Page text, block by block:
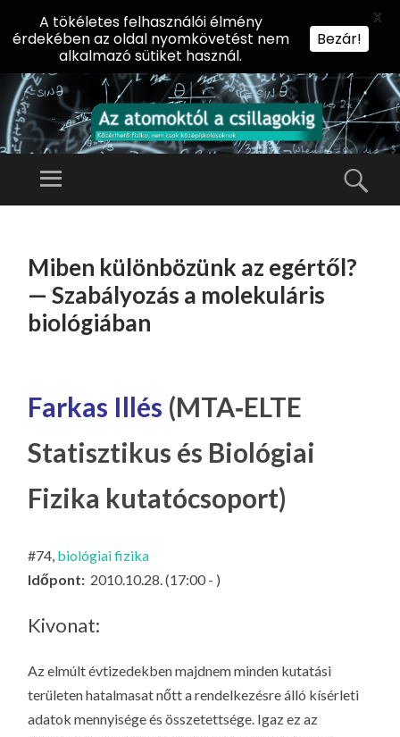
AZ
KT
Ó
IL
LA
G
O
KI
G
Előadássorozat
Természettudományi
Kar Fizikai
Menü
TARTALOMHOZ
Miben különbözünk az egértől?
— Szabályozás a molekuláris
biológiában
Farkas Illés (MTA‐ELTE
Statisztikus és Biológiai
Fizika kutatócsoport)
#74, biológiai fizika
Időpont: 2010.10.28. (17:00 - )
Kivonat:
Az elmúlt évtizedekben majdnem minden kutatási
területen hatalmasat nőtt a rendelkezésre álló kísérleti
adatok mennyisége és összetettsége. Igaz ez az
A tökéletes felhasználói élmény
érdekében az oldal nyomkövetést nem
alkalmazó sütiket használ.
Bezár!
X